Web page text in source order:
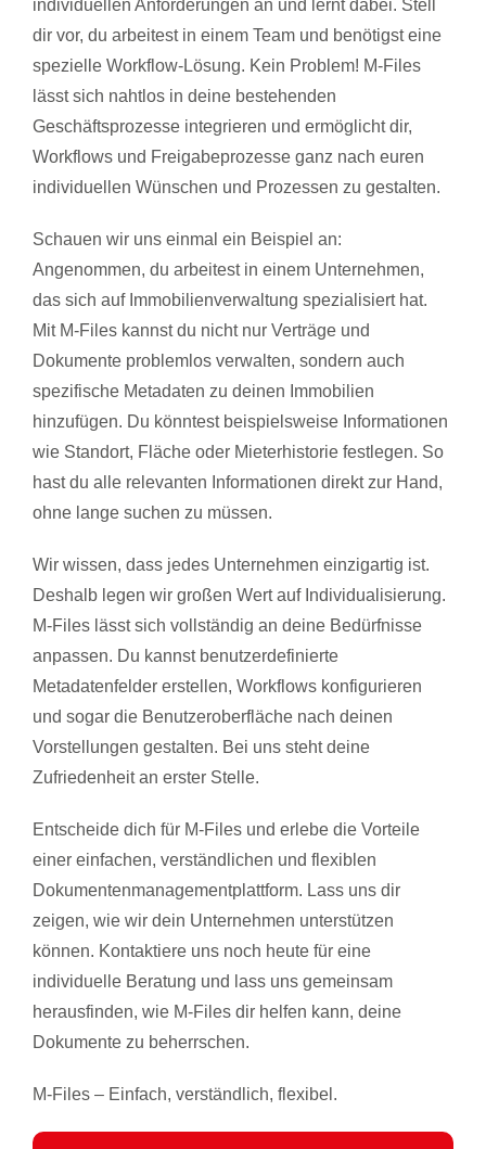
individuellen Anforderungen an und lernt dabei. Stell
dir vor, du arbeitest in einem Team und benötigst eine
spezielle Workflow-Lösung. Kein Problem! M-Files
lässt sich nahtlos in deine bestehenden
Geschäftsprozesse integrieren und ermöglicht dir,
Workflows und Freigabeprozesse ganz nach euren
individuellen Wünschen und Prozessen zu gestalten.
Schauen wir uns einmal ein Beispiel an:
Angenommen, du arbeitest in einem Unternehmen,
das sich auf Immobilienverwaltung spezialisiert hat.
Mit M-Files kannst du nicht nur Verträge und
Dokumente problemlos verwalten, sondern auch
spezifische Metadaten zu deinen Immobilien
hinzufügen. Du könntest beispielsweise Informationen
wie Standort, Fläche oder Mieterhistorie festlegen. So
hast du alle relevanten Informationen direkt zur Hand,
ohne lange suchen zu müssen.
Wir wissen, dass jedes Unternehmen einzigartig ist.
Deshalb legen wir großen Wert auf Individualisierung.
M-Files lässt sich vollständig an deine Bedürfnisse
anpassen. Du kannst benutzerdefinierte
Metadatenfelder erstellen, Workflows konfigurieren
und sogar die Benutzeroberfläche nach deinen
Vorstellungen gestalten. Bei uns steht deine
Zufriedenheit an erster Stelle.
Entscheide dich für M-Files und erlebe die Vorteile
einer einfachen, verständlichen und flexiblen
Dokumentenmanagementplattform. Lass uns dir
zeigen, wie wir dein Unternehmen unterstützen
können. Kontaktiere uns noch heute für eine
individuelle Beratung und lass uns gemeinsam
herausfinden, wie M-Files dir helfen kann, deine
Dokumente zu beherrschen.
M-Files – Einfach, verständlich, flexibel.